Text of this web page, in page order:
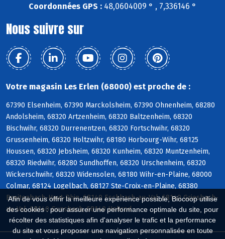
Afin de vous offrir la meilleure expérience possible, Biocoop utilise
des cookies : pour assurer une performance optimale du site, pour
récolter des statistiques afin d'analyser le trafic et la performance
du site et vous proposer une navigation personnalisée en toute
Coordonnées GPS : 48,0604009 ° , 7,336146 °
Nous suivre sur
Votre magasin Les Erlen (68000) est proche de :
67390 Elsenheim, 67390 Marckolsheim, 67390 Ohnenheim, 68280
Andolsheim, 68320 Artzenheim, 68320 Baltzenheim, 68320
Bischwihr, 68320 Durrenentzen, 68320 Fortschwihr, 68320
Grussenheim, 68320 Holtzwihr, 68180 Horbourg-Wihr, 68125
Houssen, 68320 Jebsheim, 68320 Kunheim, 68320 Muntzenheim,
68320 Riedwihr, 68280 Sundhoffen, 68320 Urschenheim, 68320
Wickerschwihr, 68320 Widensolen, 68180 Wihr-en-Plaine, 68000
Colmar, 68124 Logelbach, 68127 Ste-Croix-en-Plaine, 68380
Breitenbach-Haut-Rhin, 68140 Eschbach-au-Val, 68140 Griesbach-
au-Val, 68140 Gunsbach, 68140 Hohrod